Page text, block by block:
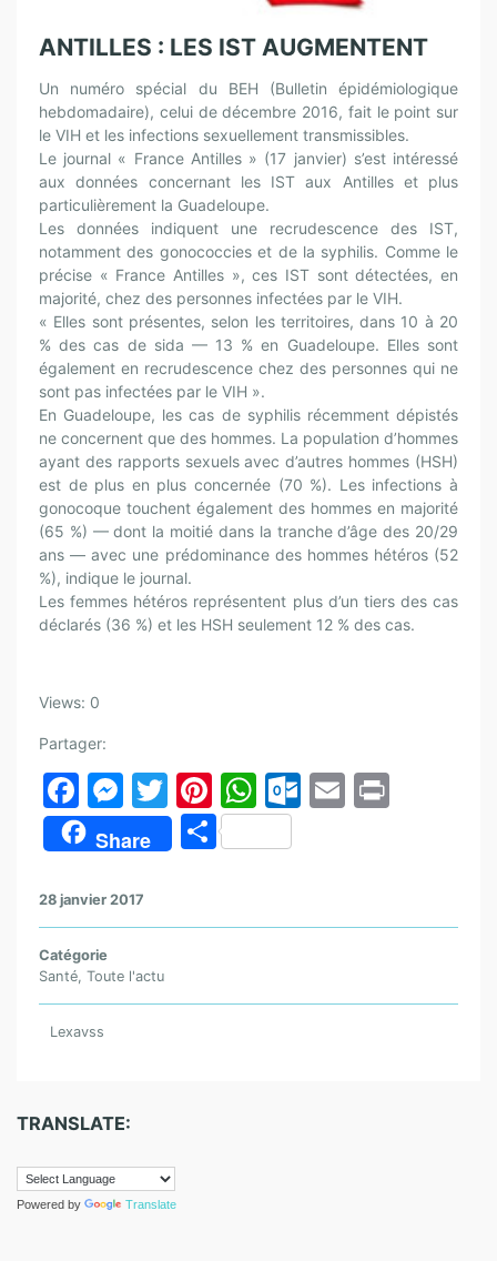
ANTILLES : LES IST AUGMENTENT
Un numéro spécial du BEH (Bulletin épidémiologique
hebdomadaire), celui de décembre 2016, fait le point sur
le VIH et les infections sexuellement transmissibles.
Le journal « France Antilles » (17 janvier) s’est intéressé
aux données concernant les IST aux Antilles et plus
particulièrement la Guadeloupe.
Les données indiquent une recrudescence des IST,
notamment des gonococcies et de la syphilis. Comme le
précise « France Antilles », ces IST sont détectées, en
majorité, chez des personnes infectées par le VIH.
« Elles sont présentes, selon les territoires, dans 10 à 20
% des cas de sida — 13 % en Guadeloupe. Elles sont
également en recrudescence chez des personnes qui ne
sont pas infectées par le VIH ».
En Guadeloupe, les cas de syphilis récemment dépistés
ne concernent que des hommes. La population d’hommes
ayant des rapports sexuels avec d’autres hommes (HSH)
est de plus en plus concernée (70 %). Les infections à
gonocoque touchent également des hommes en majorité
(65 %) — dont la moitié dans la tranche d’âge des 20/29
ans — avec une prédominance des hommes hétéros (52
%), indique le journal.
Les femmes hétéros représentent plus d’un tiers des cas
déclarés (36 %) et les HSH seulement 12 % des cas.
Views: 0
Partager:
F
a
c
e
b
o
o
k
M
e
s
s
e
n
g
T
w
itt
Pi
nt
er
st
W
h
at
A
p
O
k.
o
E
Share
P
g
28 janvier 2017
Catégorie
Santé, Toute l'actu
Lexavss
TRANSLATE:
Powered by Translate